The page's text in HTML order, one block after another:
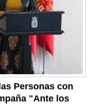
Personas con
"Ante los